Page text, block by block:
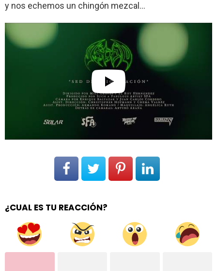
y nos echemos un chingón mezcal…
¿CUAL ES TU REACCIÓN?